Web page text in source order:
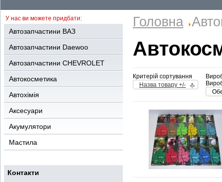
У нас ви можете придбати:
Автозапчастини ВАЗ
Автозапчастини Daewoo
Автозапчастини CHEVROLET
Автокосметика
Автохімія
Аксесуари
Акумулятори
Мастила
Контакти
Головна
Критерій сортування
Назва товару +/-